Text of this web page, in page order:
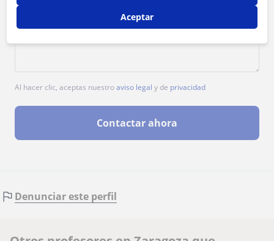
Al hacer clic, aceptas nuestroaviso legal y de privacidad
Contactar ahora
Denunciar este perfil
Aceptar